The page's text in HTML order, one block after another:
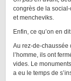
congrès de la
et mencheviks.
Enfin, ce qu’on en
Au rez-de-chaussée
l’homme, ils ont
vides. Le
a eu le temps de